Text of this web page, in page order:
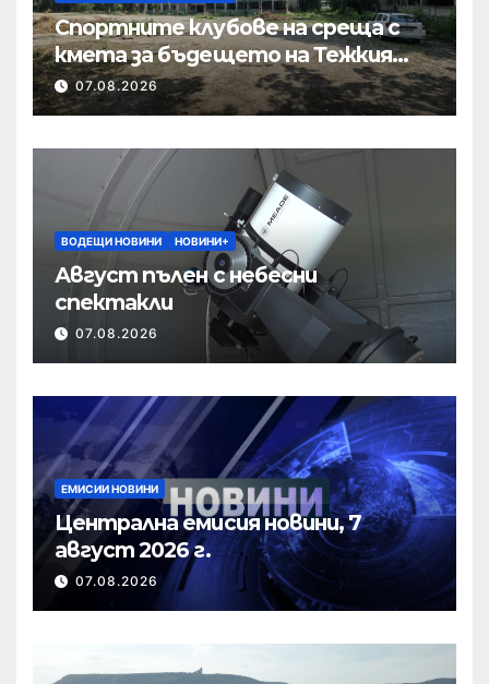
Спортните клубове на среща с
кмета за бъдещето на Тежкия
полк
07.08.2026
ВОДЕЩИ НОВИНИ НОВИНИ+
Август пълен с небесни
спектакли
07.08.2026
ЕМИСИИ НОВИНИ
Централна емисия новини, 7
август 2026 г.
07.08.2026